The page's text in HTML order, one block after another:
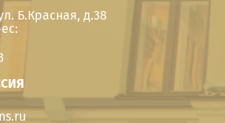
Б.Красная, д.38